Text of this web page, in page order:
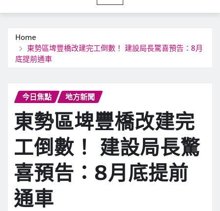
Home
東勢區埤豐橋改建完工倒數！ 建設局長驚喜預告：8月
底提前通車
今日焦點 地方新聞
東勢區埤豐橋改建完
工倒數！ 建設局長驚
喜預告：8月底提前
通車